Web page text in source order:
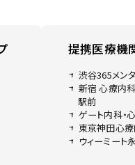
提携医療機
渋谷365メン
新宿 心療内
駅前
ゲート内科・
東京神田心療
ウィーミート